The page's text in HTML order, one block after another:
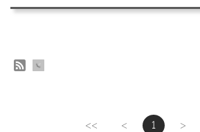
<< < 1 >